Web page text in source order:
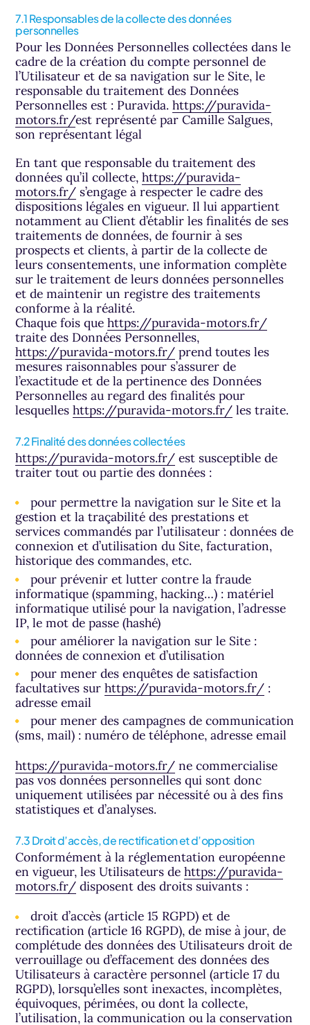
7.1 Responsables de la collecte des données
personnelles
Pour les Données Personnelles collectées dans le
cadre de la création du compte personnel de
l’Utilisateur et de sa navigation sur le Site, le
responsable du traitement des Données
Personnelles est : Puravida.https://puravida-
motors.fr/est représenté par Camille Salgues,
son représentant légal
En tant que responsable du traitement des
données qu’il collecte,https://puravida-
motors.fr/ s’engage à respecter le cadre des
dispositions légales en vigueur. Il lui appartient
notamment au Client d’établir les finalités de ses
traitements de données, de fournir à ses
prospects et clients, à partir de la collecte de
leurs consentements, une information complète
sur le traitement de leurs données personnelles
et de maintenir un registre des traitements
conforme à la réalité.
Chaque fois quehttps://puravida-motors.fr/
traite des Données Personnelles,
https://puravida-motors.fr/ prend toutes les
mesures raisonnables pour s’assurer de
l’exactitude et de la pertinence des Données
Personnelles au regard des finalités pour
lesquelleshttps://puravida-motors.fr/ les traite.
7.2 Finalité des données collectées
https://puravida-motors.fr/ est susceptible de
traiter tout ou partie des données :
pour permettre la navigation sur le Site et la
gestion et la traçabilité des prestations et
services commandés par l’utilisateur : données de
connexion et d’utilisation du Site, facturation,
historique des commandes, etc.
pour prévenir et lutter contre la fraude
informatique (spamming, hacking…) : matériel
informatique utilisé pour la navigation, l’adresse
IP, le mot de passe (hashé)
pour améliorer la navigation sur le Site :
données de connexion et d’utilisation
pour mener des enquêtes de satisfaction
facultatives surhttps://puravida-motors.fr/ :
adresse email
pour mener des campagnes de communication
(sms, mail) : numéro de téléphone, adresse email
https://puravida-motors.fr/ ne commercialise
pas vos données personnelles qui sont donc
uniquement utilisées par nécessité ou à des fins
statistiques et d’analyses.
7.3 Droit d’accès, de rectification et d’opposition
Conformément à la réglementation européenne
en vigueur, les Utilisateurs dehttps://puravida-
motors.fr/ disposent des droits suivants :
droit d’accès (article 15 RGPD) et de
rectification (article 16 RGPD), de mise à jour, de
complétude des données des Utilisateurs droit de
verrouillage ou d’effacement des données des
Utilisateurs à caractère personnel (article 17 du
RGPD), lorsqu’elles sont inexactes, incomplètes,
équivoques, périmées, ou dont la collecte,
l’utilisation, la communication ou la conservation